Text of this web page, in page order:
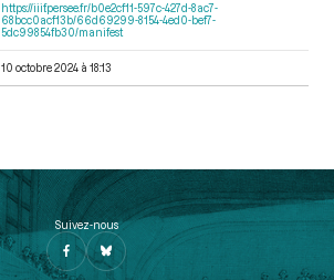
https://iiif.persee.fr/b0e2cf11-597c-427d-8ac7-
68bcc0acf13b/66d69299-8154-4ed0-bef7-
5dc99854fb30/manifest
10 octobre 2024 à 18:13
Suivez-nous